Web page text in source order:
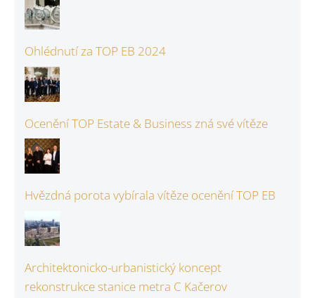
Ohlédnutí za TOP EB 2024
Ocenění TOP Estate & Business zná své vítěze
Hvězdná porota vybírala vítěze ocenění TOP EB
Architektonicko-urbanistický koncept
rekonstrukce stanice metra C Kačerov